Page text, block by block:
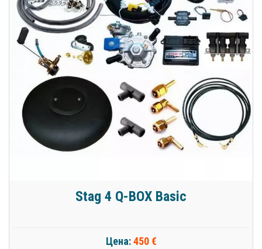
Stag 4 Q-BOX Basic
Цена:450 €